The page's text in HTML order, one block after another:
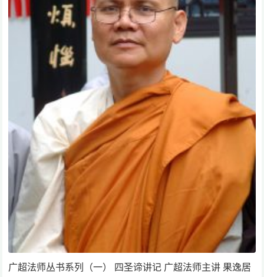
广超法师丛书系列（一） 四圣谛讲记 广超法师主讲 果逸居